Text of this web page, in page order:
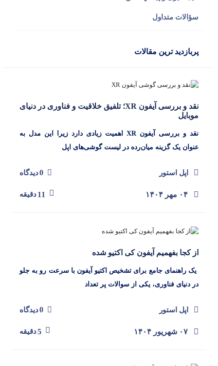
سؤالات متداول
پربازدید ترین مقالات
نقد و بررسی آیفون XR؛ تلفیق خلاقیت و فناوری در دنیای
موبایل
نقد و بررسی آیفون XR اهمیت زیادی دارد زیرا این مدل به
عنوان یک گزینه میان‌رده در لیست گوشی‌های اپل
اپل استور 0دیدگاه
۰۴ مهر ۱۴۰۴ 11دقیقه
از کجا بفهمیم آیفون کی اکتیو شده
یک راهنمای جامع برای تشخیص اکتیو آیفون با سرعت رو به جلو
در دنیای فناوری، یکی از سوالات پر تعداد
اپل استور 0دیدگاه
۰۷ شهریور ۱۴۰۴ 5دقیقه